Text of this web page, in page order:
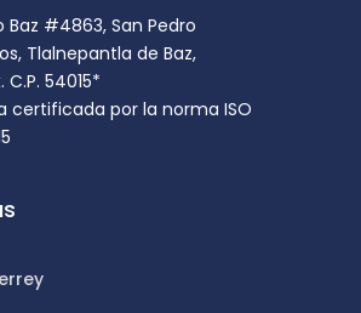
Baz #4863, San Pedro
Tlalnepantla de Baz,
C.P. 54015*
certificada por la norma ISO